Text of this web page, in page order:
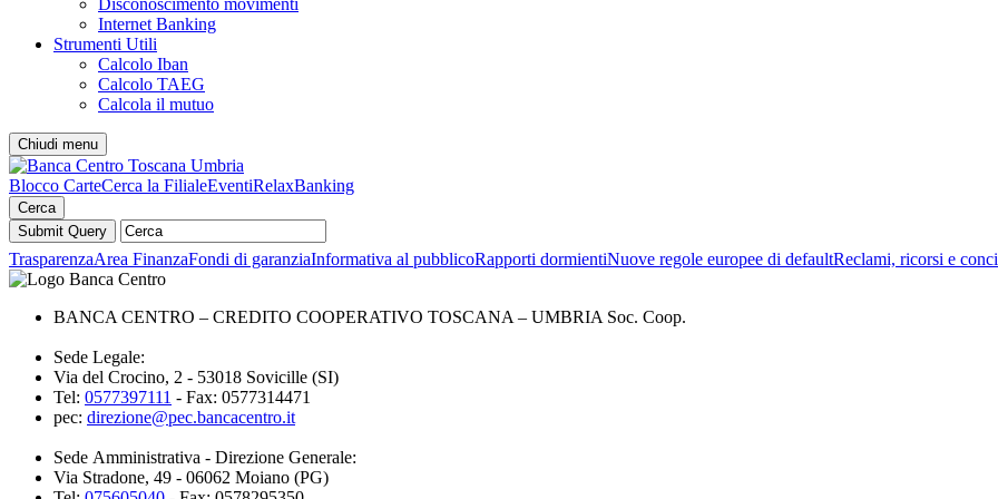
Disconoscimento movimenti
Internet Banking
Strumenti Utili
Calcolo Iban
Calcolo TAEG
Calcola il mutuo
Chiudi menu
Blocco CarteCerca la FilialeEventiRelaxBanking
Cerca
TrasparenzaArea FinanzaFondi di garanziaInformativa al pubblicoRapporti dormientiNuove regole europee di defaultReclami, ricorsi e
BANCA CENTRO – CREDITO COOPERATIVO TOSCANA – UMBRIA Soc. Coop.
Sede Legale:
Via del Crocino, 2 - 53018 Sovicille (SI)
Tel: 0577397111 - Fax: 0577314471
pec: direzione@pec.bancacentro.it
Sede Amministrativa - Direzione Generale:
Via Stradone, 49 - 06062 Moiano (PG)